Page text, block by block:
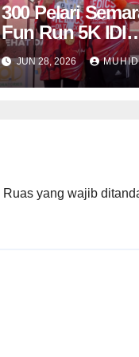
300 Pelari
Fun Run 5K IDI
Dompu, Cahaya
Raih
JUN 28, 2026
Ruas yang wajib